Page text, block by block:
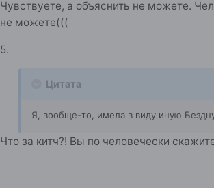
Чувствуете, а объяснить не можете.
не можете(((
5.
Цитата
Я, вообще-то, имела в виду иную
Что за китч?! Вы по человечески